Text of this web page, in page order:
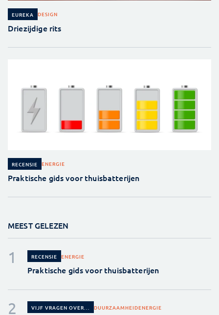
EUREKA DESIGN
Driezijdige rits
RECENSIE ENERGIE
Praktische gids voor thuisbatterijen
MEEST GELEZEN
RECENSIE ENERGIE
Praktische gids voor thuisbatterijen
VIJF VRAGEN OVER... DUURZAAMHEIDENERGIE